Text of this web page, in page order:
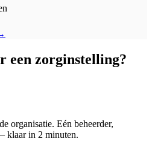
een zorginstelling?
organisatie. Eén beheerder,
klaar in 2 minuten.